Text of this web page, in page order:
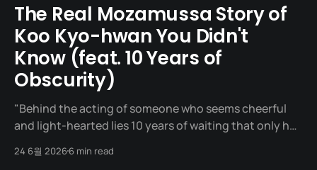
The Real Mozamussa Story of
Koo Kyo-hwan You Didn't
Know (feat. 10 Years of
Obscurity)
"Behind the acting of someone who seems cheerful
and light-hearted lies 10 years of waiting that only he
stage of the 58th Baeksang Arts Awards. An actor
24 6월 20266 min read